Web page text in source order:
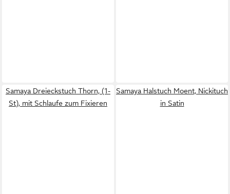
Samaya Dreieckstuch Thorn, (1-
St), mit Schlaufe zum Fixieren
Samaya Halstuch Moent, Nickituch
in Satin